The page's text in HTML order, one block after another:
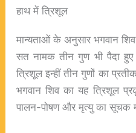
हाथ में त्रिशूल
मान्यताओं के अनुसार भगवान
सत नामक तीन गुण भी पैदा
त्रिशूल इन्हीं तीन गुणों का
भगवान शिव का यह त्रिशूल
पालन-पोषण और मृत्यु का सूचक